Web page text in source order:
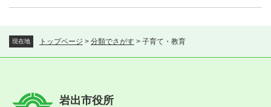
現在地 トップページ > 分類でさがす > 子育て・教育
岩出市役所